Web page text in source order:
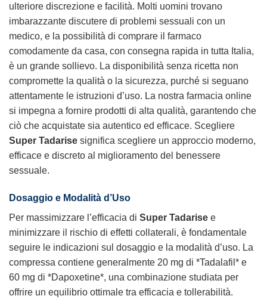
ulteriore discrezione e facilità. Molti uomini trovano
imbarazzante discutere di problemi sessuali con un
medico, e la possibilità di comprare il farmaco
comodamente da casa, con consegna rapida in tutta Italia,
è un grande sollievo. La disponibilità senza ricetta non
compromette la qualità o la sicurezza, purché si seguano
attentamente le istruzioni d’uso. La nostra farmacia online
si impegna a fornire prodotti di alta qualità, garantendo che
ciò che acquistate sia autentico ed efficace. Scegliere
Super Tadarise significa scegliere un approccio moderno,
efficace e discreto al miglioramento del benessere
sessuale.
Dosaggio e Modalità d’Uso
Per massimizzare l’efficacia di Super Tadarise e
minimizzare il rischio di effetti collaterali, è fondamentale
seguire le indicazioni sul dosaggio e la modalità d’uso. La
compressa contiene generalmente 20 mg di *Tadalafil* e
60 mg di *Dapoxetine*, una combinazione studiata per
offrire un equilibrio ottimale tra efficacia e tollerabilità.